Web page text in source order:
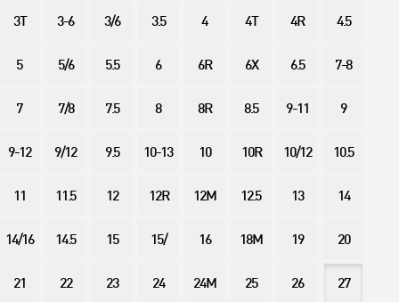
3T 3-6 3/6 3.5 4 4T 4R 4.5
5 5/6 5.5 6 6R 6X 6.5 7-8
7 7/8 7.5 8 8R 8.5 9-11 9
9-12 9/12 9.5 10-13 10 10R 10/12 10.5
11 11.5 12 12R 12M 12.5 13 14
14/16 14.5 15 15/ 16 18M 19 20
21 22 23 24 24M 25 26 27